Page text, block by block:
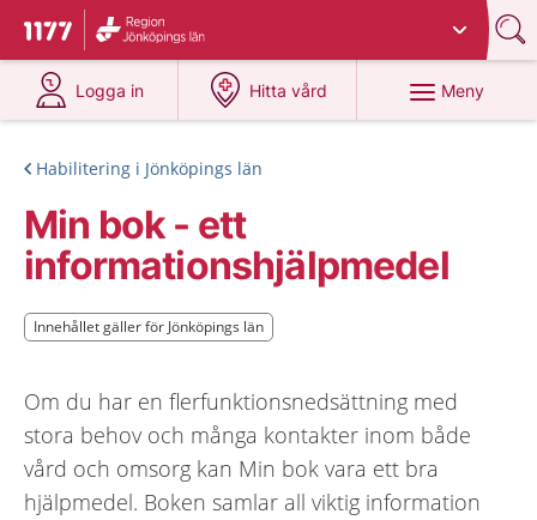
Till startsidan för 1177
Du har valt region
Logga in
på 1177.se
Hitta vård
på 1177.se
Meny
Habilitering i Jönköpings län
Min bok - ett
informationshjälpmedel
Innehållet gäller för Jönköpings län
Innehållet gäller för Jönköpings län
Om du har en flerfunktionsnedsättning med
stora behov och många kontakter inom både
vård och omsorg kan Min bok vara ett bra
hjälpmedel. Boken samlar all viktig information